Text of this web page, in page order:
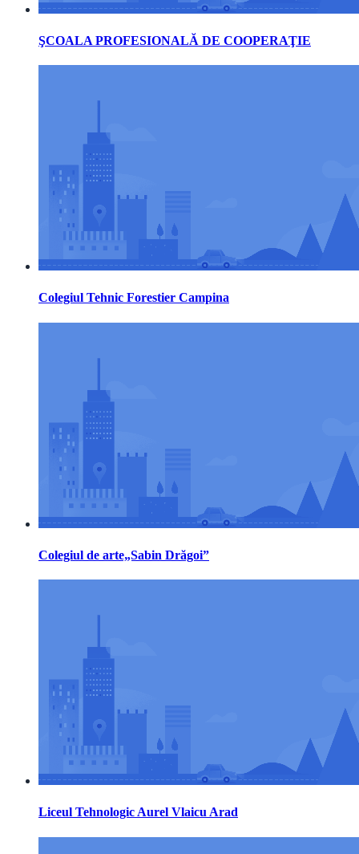
ŞCOALA PROFESIONALĂ DE COOPERAŢIE
Colegiul Tehnic Forestier Campina
Colegiul de arte„Sabin Drăgoi”
Liceul Tehnologic Aurel Vlaicu Arad